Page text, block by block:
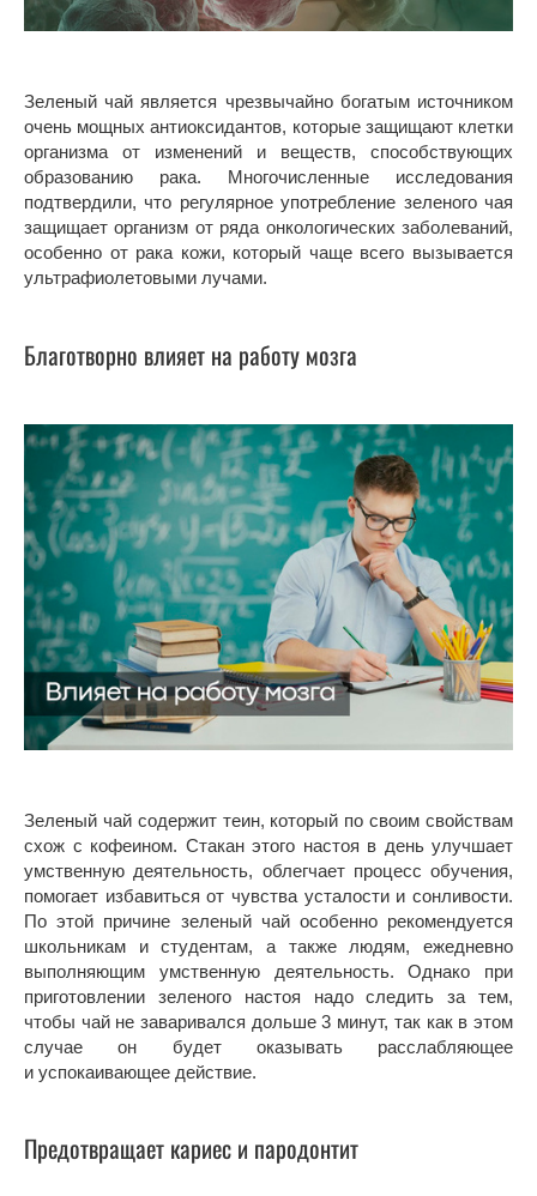
Зеленый чай является чрезвычайно богатым источником
очень мощных антиоксидантов, которые защищают клетки
организма от изменений и веществ, способствующих
образованию рака. Многочисленные исследования
подтвердили, что регулярное употребление зеленого чая
защищает организм от ряда онкологических заболеваний,
особенно от рака кожи, который чаще всего вызывается
ультрафиолетовыми лучами.
Благотворно влияет на работу мозга
Зеленый чай содержит теин, который по своим свойствам
схож с кофеином. Стакан этого настоя в день улучшает
умственную деятельность, облегчает процесс обучения,
помогает избавиться от чувства усталости и сонливости.
По этой причине зеленый чай особенно рекомендуется
школьникам и студентам, а также людям, ежедневно
выполняющим умственную деятельность. Однако при
приготовлении зеленого настоя надо следить за тем,
чтобы чай не заваривался дольше 3 минут, так как в этом
случае он будет оказывать расслабляющее
и успокаивающее действие.
Предотвращает кариес и пародонтит